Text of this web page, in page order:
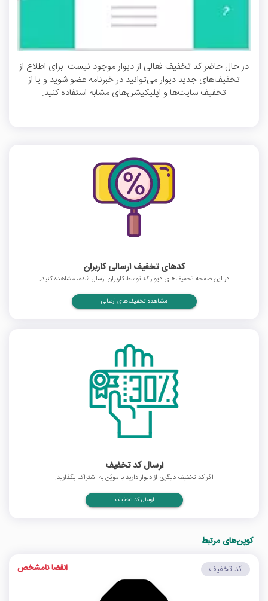
در حال حاضر کد تخفیف فعالی از دیوار موجود نیست. برای اطلاع از
تخفیف‌های جدید دیوار می‌توانید در خبرنامه عضو شوید و یا از
تخفیف سایت‌ها و اپلیکیشن‌های مشابه استفاده کنید.
کدهای تخفیف ارسالی کاربران
در این صفحه تخفیف‌های دیوار که توسط کاربران ارسال شده، مشاهده کنید.
مشاهده تخفیف‌های ارسالی
ارسال کد تخفیف
اگر کد تخفیف دیگری از دیوار دارید با موپُن به اشتراک بگذارید.
ارسال کد تخفیف
کوپن‌های مرتبط
کد تخفیف انقضا نامشخص